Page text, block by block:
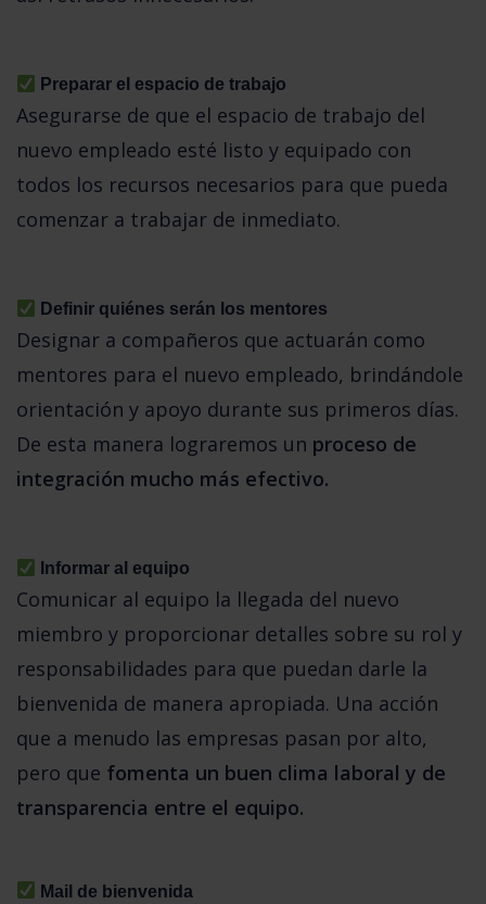
Preparar el espacio de trabajo
Asegurarse de que el espacio de trabajo del
nuevo empleado esté listo y equipado con
todos los recursos necesarios para que pueda
comenzar a trabajar de inmediato.
Definir quiénes serán los mentores
Designar a compañeros que actuarán como
mentores para el nuevo empleado, brindándole
orientación y apoyo durante sus primeros días.
De esta manera lograremos un proceso de
integración mucho más efectivo.
Informar al equipo
Comunicar al equipo la llegada del nuevo
miembro y proporcionar detalles sobre su rol y
responsabilidades para que puedan darle la
bienvenida de manera apropiada. Una acción
que a menudo las empresas pasan por alto,
pero que fomenta un buen clima laboral y de
transparencia entre el equipo.
Mail de bienvenida